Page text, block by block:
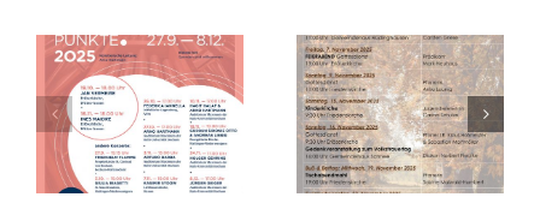
Gottesdienste
im November